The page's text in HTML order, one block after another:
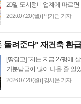
20일 도시정비업계에 따르면
2026.07.20 (월)| 박기람 기자
돌려준다" 재건축 환
[땅집고] “저는 지금 27평에
가분담금이 많이 나올 줄 알
2026.07.20 (월)| 강시온 기자